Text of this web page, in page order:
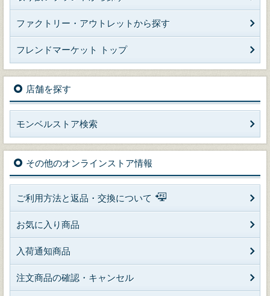
ファクトリー・アウトレットから探す
フレンドマーケット トップ
店舗を探す
モンベルストア検索
その他のオンラインストア情報
ご利用方法と返品・交換について
お気に入り商品
入荷通知商品
注文商品の確認・キャンセル